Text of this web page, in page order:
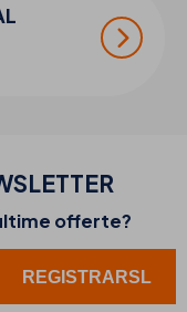
offerte?